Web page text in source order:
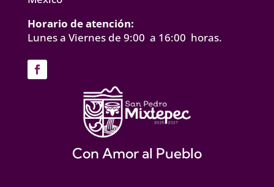
Horario de atención:
Lunes a Viernes de 9:00 a 16:00 horas.
Con Amor al Pueblo